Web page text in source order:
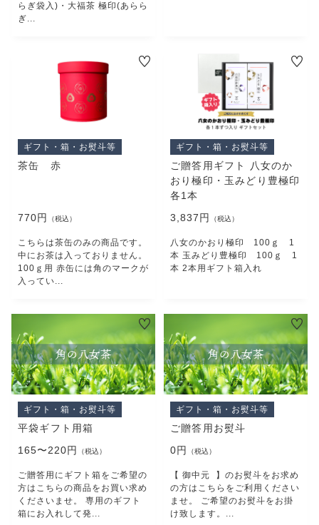
らぎ袋入)・大福茶 極印(あらら
ぎ...
ギフト・箱・お熨斗等
茶缶 赤
770円 （税込）
こちらは茶缶のみの商品です。
中にお茶は入っておりません。
100ｇ用 赤缶には角のマークが
入ってい...
ギフト・箱・お熨斗等
ご贈答用ギフト 八女のか
おり極印・玉みどり豊極印
各1本
3,837円
（税込）
八女のかおり極印 100ｇ 1
本 玉みどり豊極印 100ｇ 1
本 2本用ギフト箱入れ
ギフト・箱・お熨斗等
平袋ギフト用箱
165〜220円
（税込）
ご贈答用にギフト箱をご希望の
方はこちらの商品をお買い求め
くださいませ。 専用のギフト
箱にお入れして発...
ギフト・箱・お熨斗等
ご贈答用お熨斗
0円
（税込）
【 御中元 】のお熨斗をお求め
の方はこちらをご利用ください
ませ。 ご希望のお熨斗をお掛
け致します。...